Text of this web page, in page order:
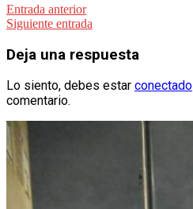
Navegación
de
entradas
Entrada anterior
Siguiente entrada
Deja una respuesta
Lo siento, debes estar conectado
comentario.